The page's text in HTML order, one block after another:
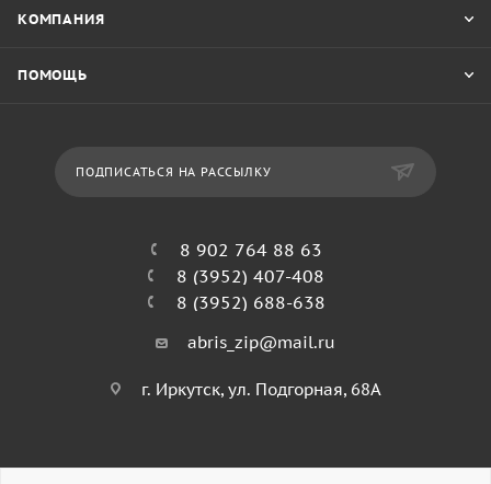
КОМПАНИЯ
ПОМОЩЬ
ПОДПИСАТЬСЯ НА РАССЫЛКУ
8 902 764 88 63
8 (3952) 407-408
8 (3952) 688-638
abris_zip@mail.ru
г. Иркутск, ул. Подгорная, 68А